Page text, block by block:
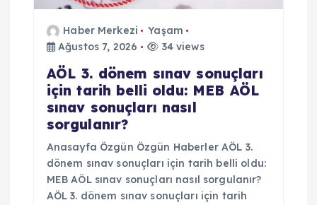
Haber Merkezi
Yaşam
Ağustos 7, 2026
34 views
AÖL 3. dönem sınav sonuçları
için tarih belli oldu: MEB AÖL
sınav sonuçları nasıl
sorgulanır?
Anasayfa Özgün Özgün Haberler AÖL 3.
dönem sınav sonuçları için tarih belli oldu:
MEB AÖL sınav sonuçları nasıl sorgulanır?
AÖL 3. dönem sınav sonuçları için tarih